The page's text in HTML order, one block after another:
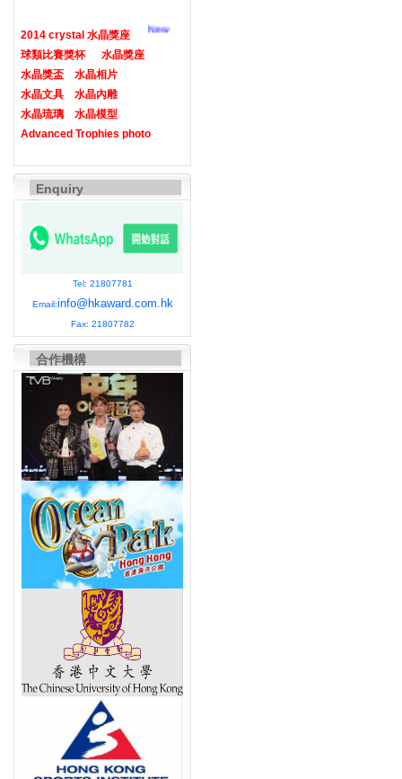
2014 crystal 水晶獎座 New
球類比賽獎杯
水晶獎座
水晶獎盃
水晶相片
水晶文具
水晶內雕
水晶琉璃
水晶模型
Advanced Trophies photo
Enquiry
Tel: 21807781
Email:info@hkaward.com.hk
Fax: 21807782
合作機構